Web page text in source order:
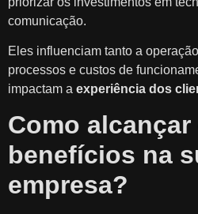
comunicação.
Eles influenciam tanto a
processos e custos de
impactam a experiência dos
Como alcançar
benefícios na
empresa?